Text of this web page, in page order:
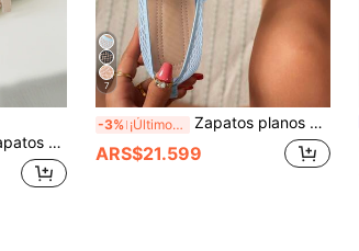
Punta redonda versátil y transpirable, Bailarinas, Regalo de Navidad
7
-3% ¡Últimos 2 días Zapatos planos de malla hueca para mujer, zapatos de ballet ligeros, cómodos y de moda casual, zapatos transpirables de malla deslizantes para uso diario y viajes, ideales para el verano
ARS$21.599